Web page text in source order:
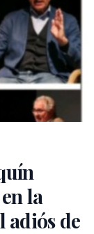
la
adiós de